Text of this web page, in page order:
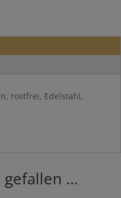
rostfrei, Edelstahl,
gefallen …